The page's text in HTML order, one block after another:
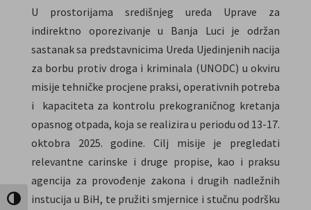
Toggle High Contrast
U prostorijama središnjeg ureda Uprave za
indirektno oporezivanje u Banja Luci je održan
sastanak sa predstavnicima Ureda Ujedinjenih nacija
za borbu protiv droga i kriminala (UNODC) u okviru
misije tehničke procjene praksi, operativnih potreba
i kapaciteta za kontrolu prekograničnog kretanja
opasnog otpada, koja se realizira u periodu od 13-17.
oktobra 2025. godine. Cilj misije je pregledati
relevantne carinske i druge propise, kao i praksu
agencija za provođenje zakona i drugih nadležnih
instucija u BiH, te pružiti smjernice i stučnu podršku